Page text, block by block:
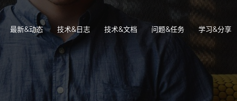
最新&动态 技术&日志 技术&文档 问题&任务 学习&分享